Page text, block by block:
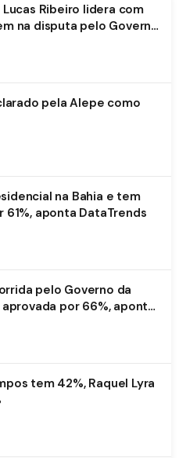
Ribeiro lidera com
na disputa pelo Governo
pela Alepe como
na Bahia e tem
aponta DataTrends
pelo Governo da
por 66%, aponta
tem 42%, Raquel Lyra